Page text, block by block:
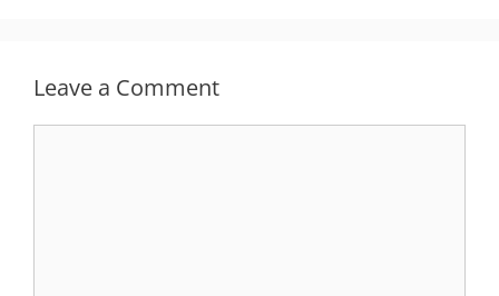
Leave a Comment